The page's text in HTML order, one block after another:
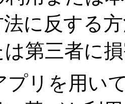
に反する
第三者に
プリを用い